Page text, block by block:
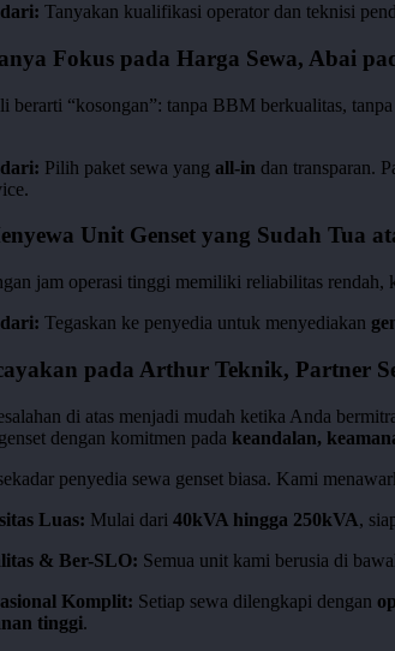
Tanyakan kualifikasi operator dan teknisi
Fokus pada Harga Sewa, Abai
berarti “kosongan”: tanpa BBM berkualitas,
Pilih paket sewa yang all-in dan transparan.
Unit Genset yang Sudah Tua
jam operasi tinggi memiliki reliabilitas
Tegaskan ke penyedia untuk menyediakan
pada Arthur Teknik, Partner
di atas menjadi mudah ketika Anda
dengan komitmen pada keandalan,
penyedia sewa genset biasa. Kami
Luas: Mulai dari 40kVA hingga 250kVA,
& Ber-SLO: Semua unit kami berusia di
Komplit: Setiap sewa dilengkapi dengan
tinggi.